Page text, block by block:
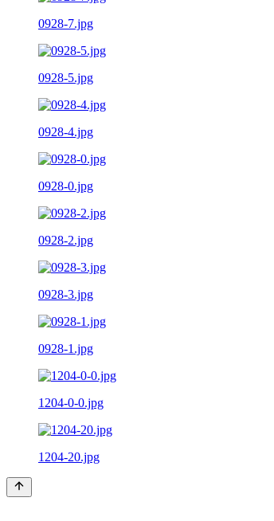
0928-7.jpg
0928-5.jpg
0928-4.jpg
0928-0.jpg
0928-2.jpg
0928-3.jpg
0928-1.jpg
1204-0-0.jpg
1204-20.jpg